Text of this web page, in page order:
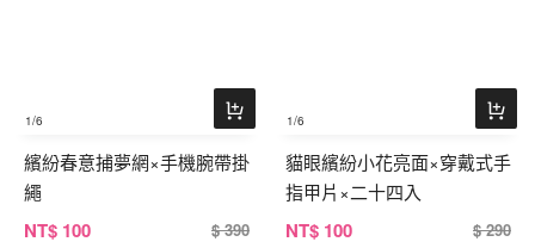
1/6
繽紛春意捕夢網×手機腕帶掛
繩
NT$ 100 $ 390
1/6
貓眼繽紛小花亮面×穿戴式手
指甲片×二十四入
NT$ 100 $ 290